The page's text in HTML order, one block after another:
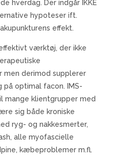
hverdag. Der indgår IKKE
hypoteser ift.
effekt.
værktøj, der ikke
men derimod supplerer
optimal facon. IMS-
mange klientgrupper med
sig både kroniske
ryg- og nakkesmerter,
alle myofascielle
kæbeproblemer m.fl.